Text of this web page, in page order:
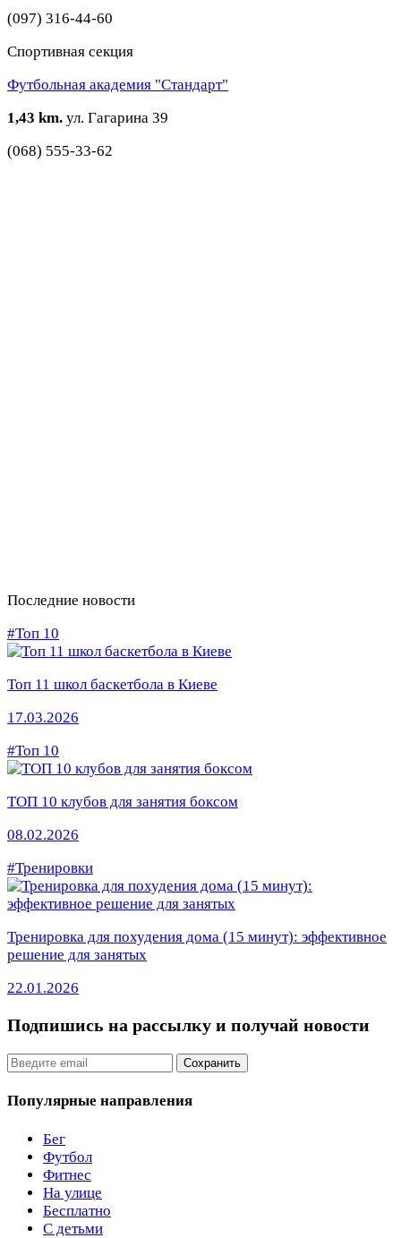
(097) 316-44-60
Спортивная секция
Футбольная академия "Стандарт"
1,43 km. ул. Гагарина 39
(068) 555-33-62
Последние новости
#Топ 10
Топ 11 школ баскетбола в Киеве
17.03.2026
#Топ 10
ТОП 10 клубов для занятия боксом
08.02.2026
#Тренировки
Тренировка для похудения дома (15 минут): эффективное
решение для занятых
22.01.2026
Подпишись на рассылку и получай новости
Email Сохранить
Популярные направления
Бег
Футбол
Фитнес
На улице
Бесплатно
С детьми